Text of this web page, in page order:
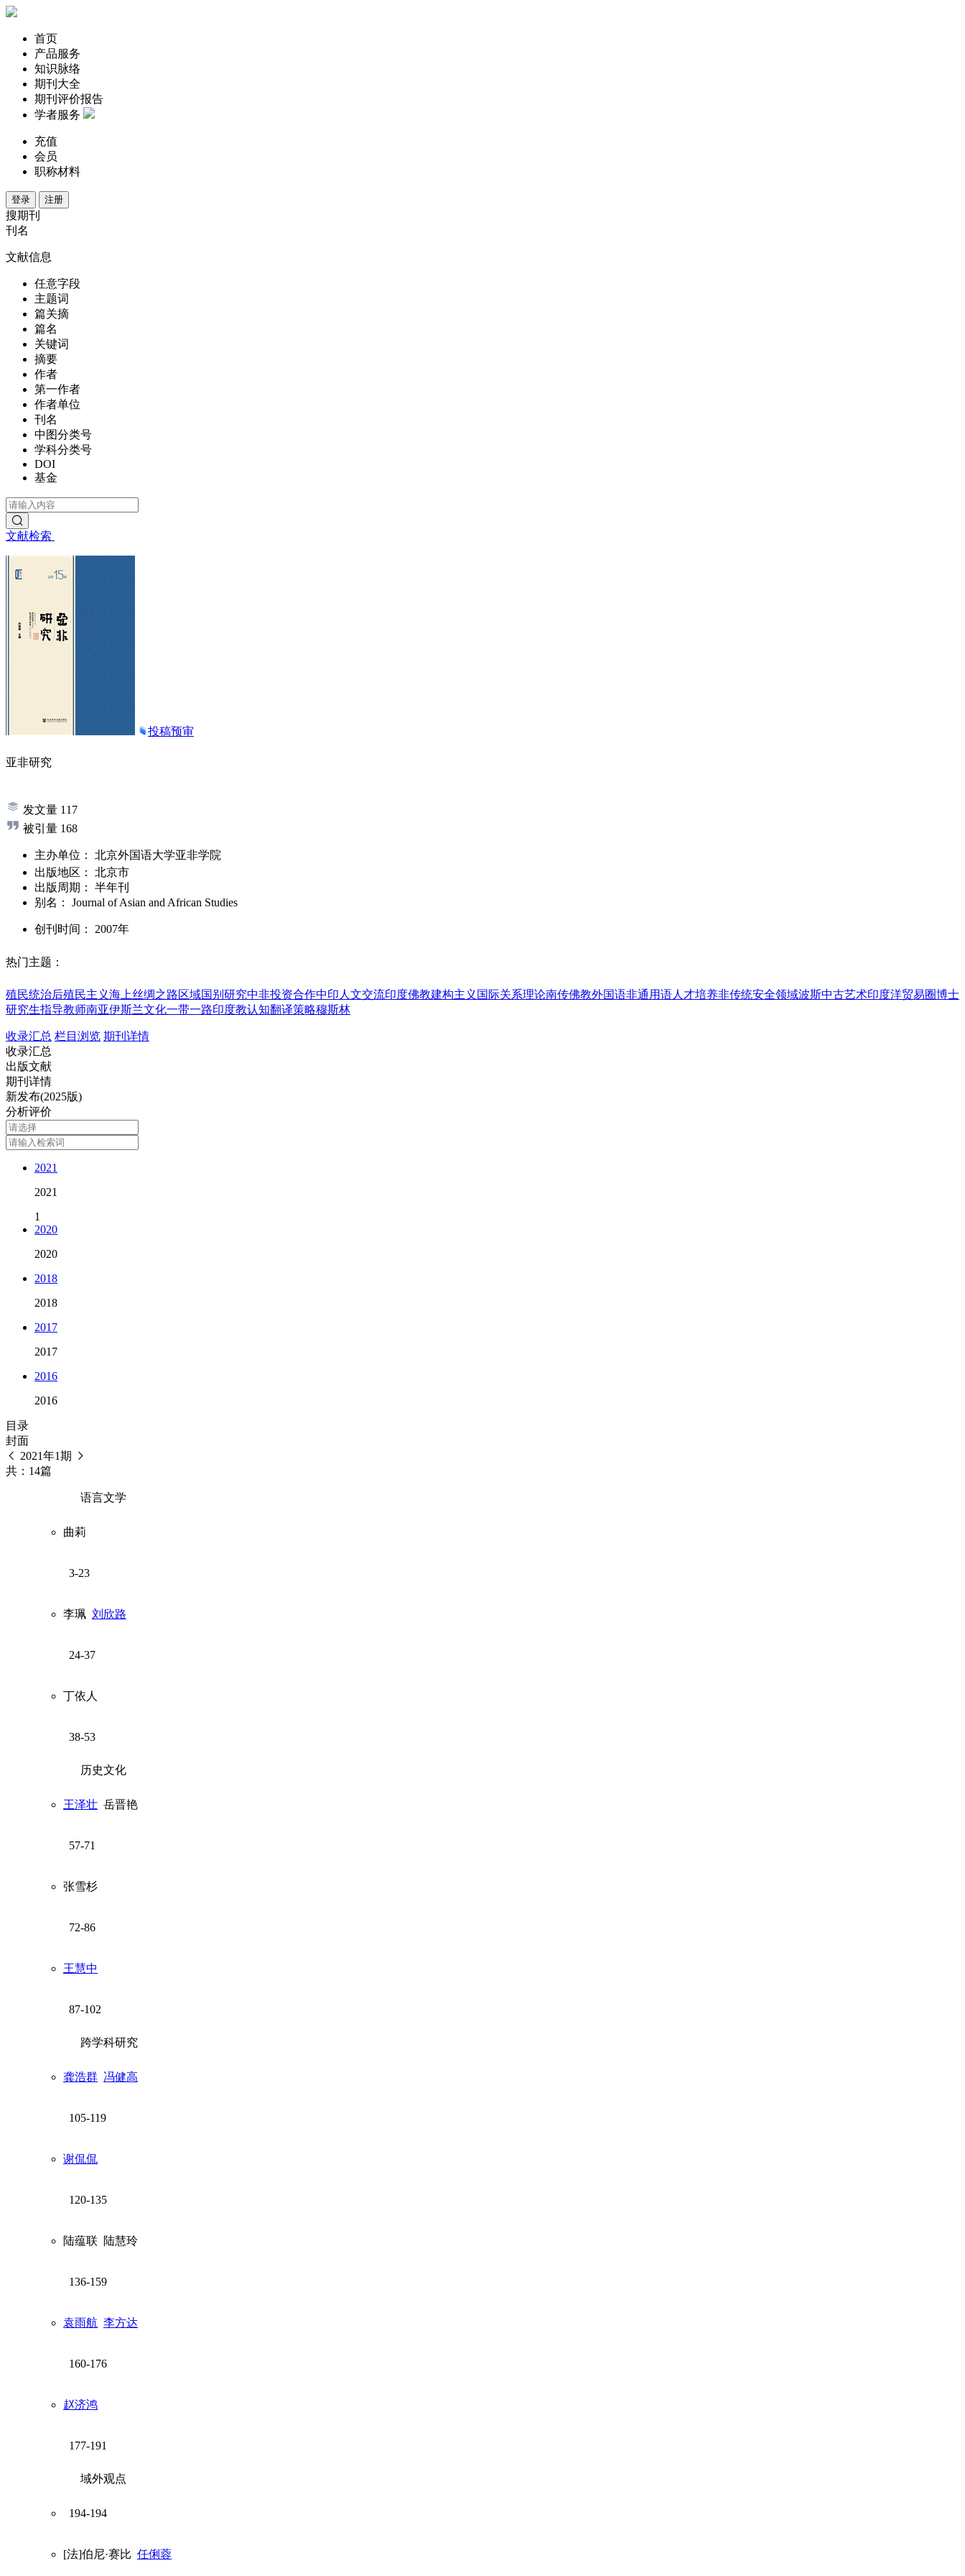
首页
产品服务
知识脉络
期刊大全
期刊评价报告
学者服务
充值
会员
职称材料
登录 注册
搜期刊
刊名
文献信息
任意字段
主题词
篇关摘
篇名
关键词
摘要
作者
第一作者
作者单位
刊名
中图分类号
学科分类号
DOI
基金
文献检索
投稿预审
亚非研究
发文量 117
被引量 168
主办单位：
北京外国语大学亚非学院
出版地区：
北京市
出版周期：
半年刊
别名：
Journal of Asian and African Studies
创刊时间： 2007年
热门主题：
殖民统治后殖民主义海上丝绸之路区域国别研究中非投资合作中印人文交流印度佛教建构主义国际关系理论南传佛教外国语非通用语人才培养非传统安全领域波斯中古艺术印度洋贸易圈博士
研究生指导教师南亚伊斯兰文化一带一路印度教认知翻译策略穆斯林
收录汇总 栏目浏览 期刊详情
收录汇总
出版文献
期刊详情
新发布(2025版)
分析评价
2021
2021
1
2020
2020
2018
2018
2017
2017
2016
2016
目录
封面
2021年1期
共：14篇
语言文学
曲莉
3-23
李珮 刘欣路
24-37
丁依人
38-53
历史文化
王泽壮 岳晋艳
57-71
张雪杉
72-86
王慧中
87-102
跨学科研究
龚浩群 冯健高
105-119
谢侃侃
120-135
陆蕴联 陆慧玲
136-159
袁雨航 李方达
160-176
赵济鸿
177-191
域外观点
194-194
[法]伯尼·赛比 任俐蓉